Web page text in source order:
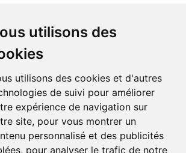
utilisons des
utilisons des cookies et d'autres
de suivi pour améliorer
expérience de navigation sur
site, pour vous montrer un
personnalisé et des publicités
pour analyser le trafic de notre
:
sur-Mer – Rang-du-Fliers.
vos achats en ligne parmi des milliers de
vos produits en ligne et choisissez le retrait
à domicile, en toute simplicité.